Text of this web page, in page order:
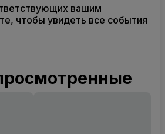
вашим
чтобы увидеть все события